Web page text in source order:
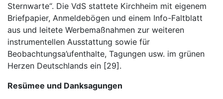
Sternwarte“. Die VdS stattete Kirchheim mit eigenem
Briefpapier, Anmeldebögen und einem Info-Faltblatt
aus und leitete Werbemaßnahmen zur weiteren
instrumentellen Ausstattung sowie für
Beobachtungsa’ufenthalte, Tagungen usw. im grünen
Herzen Deutschlands ein [29].
Resümee und Danksagungen